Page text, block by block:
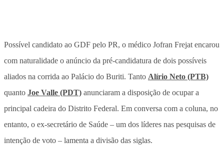
Possível candidato ao GDF pelo PR, o médico Jofran Frejat encarou
com naturalidade o anúncio da pré-candidatura de dois possíveis
aliados na corrida ao Palácio do Buriti. Tanto Alírio Neto (PTB)
quanto Joe Valle (PDT) anunciaram a disposição de ocupar a
principal cadeira do Distrito Federal. Em conversa com a coluna, no
entanto, o ex-secretário de Saúde – um dos líderes nas pesquisas de
intenção de voto – lamenta a divisão das siglas.